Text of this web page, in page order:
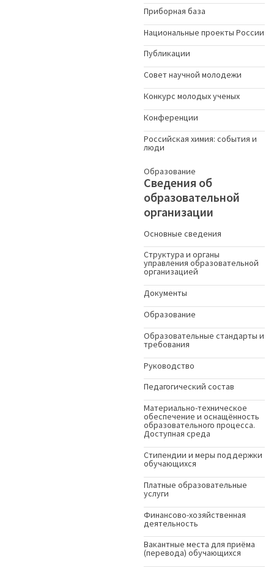
Приборная база
Национальные проекты России
Публикации
Совет научной молодежи
Конкурс молодых ученыx
Конференции
Российская химия: события и
люди
Образование
Сведения об
образовательной
организации
Основные сведения
Структура и органы
управления образовательной
организацией
Документы
Образование
Образовательные стандарты и
требования
Руководство
Педагогический состав
Материально-техническое
обеспечение и оснащённость
образовательного процесса.
Доступная среда
Стипендии и меры поддержки
обучающихся
Платные образовательные
услуги
Финансово-хозяйственная
деятельность
Вакантные места для приёма
(перевода) обучающихся